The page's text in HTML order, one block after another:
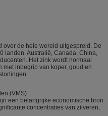
over de hele wereld uitgespreid. De
landen. Australië, Canada, China,
Het zink wordt normaal
inbegrip van koper, goud en
(VMS)
een belangrijke economische bron
concentraties van zilveren,